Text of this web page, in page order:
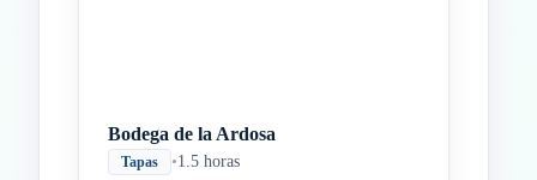
Bodega de la Ardosa
Tapas •1.5 horas